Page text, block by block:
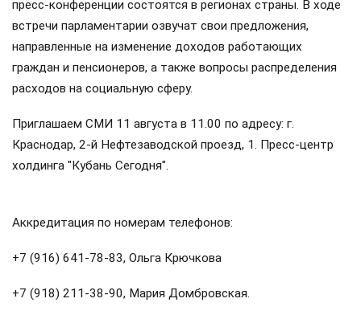
пресс-конференции состоятся в регионах страны. В ходе
встречи парламентарии озвучат свои предложения,
направленные на изменение доходов работающих
граждан и пенсионеров, а также вопросы распределения
расходов на социальную сферу.
Приглашаем СМИ 11 августа в 11.00 по адресу: г.
Краснодар, 2-й Нефтезаводской проезд, 1. Пресс-центр
холдинга "Кубань Сегодня".
Аккредитация по номерам телефонов:
+7 (916) 641-78-83, Ольга Крючкова
+7 (918) 211-38-90, Мария Домбровская.